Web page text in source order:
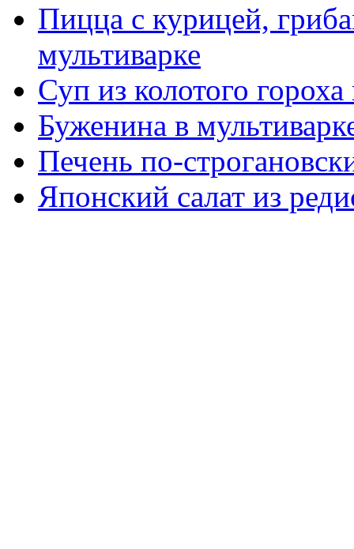
Пицца с курицей,
мультиварке
Суп из колотого
Буженина в
Печень по-
Японский салат из